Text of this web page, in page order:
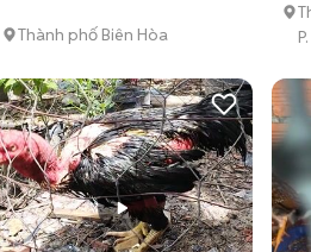
Thành phố Biên Hòa